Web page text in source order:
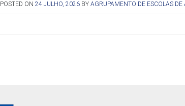
POSTED ON 24 JULHO, 2026 BY AGRUPAMENTO DE ESCOLAS DE